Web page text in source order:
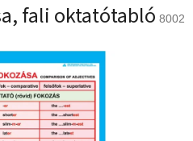
fali oktatótabló 8002